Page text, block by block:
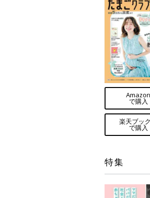
Amazon
で購入
楽天ブッ
で購入
特集